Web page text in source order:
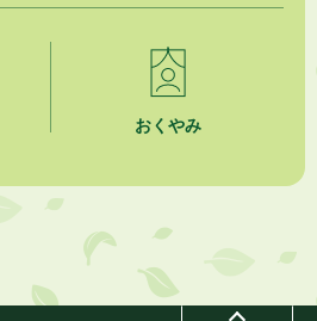
式）
8月1日発行)を掲載しました
おくやみ